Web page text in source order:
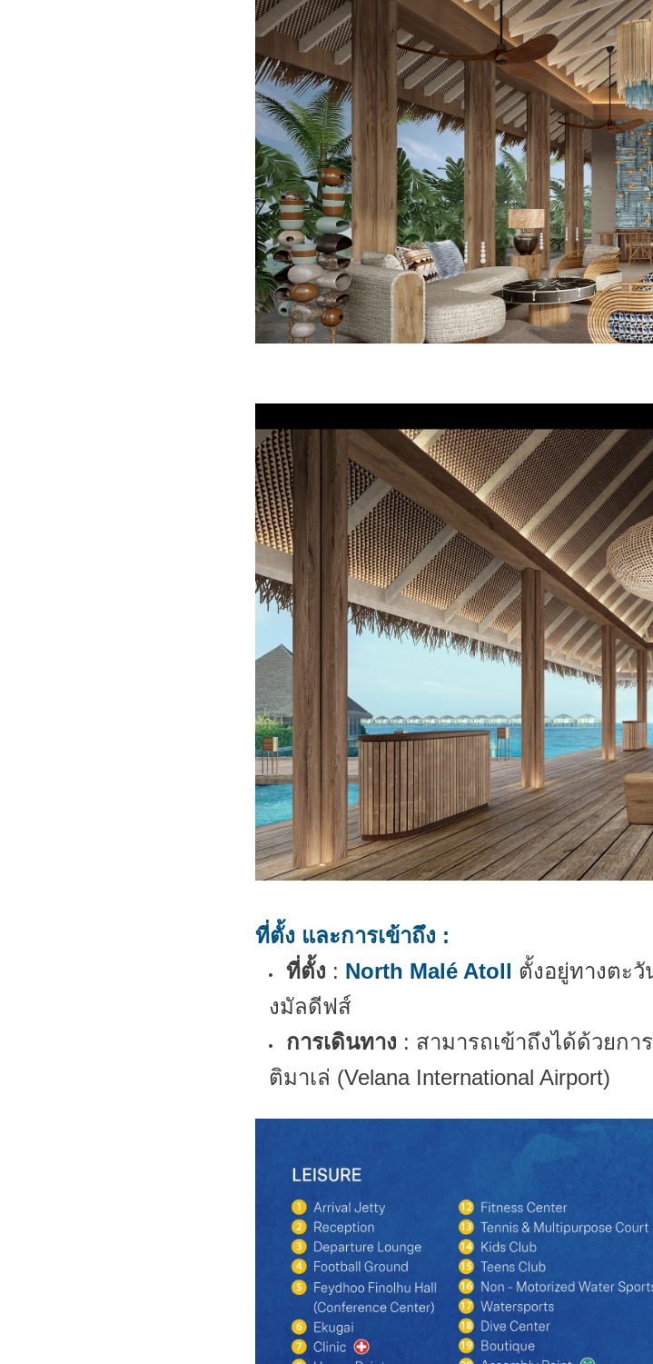
ที่ตั้ง และการเข้าถึง :
ที่ตั้ง : North Malé Atoll ตั้งอยู่ทางตะวั
งมัลดีฟส์
การเดินทาง : สามารถเข้าถึงได้ด้วยกา
ติมาเล่ (Velana International Airport)